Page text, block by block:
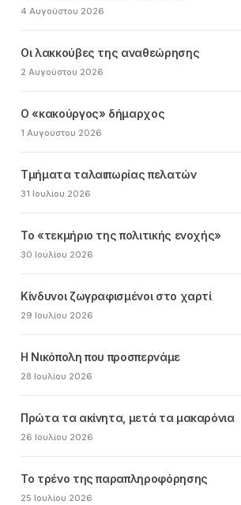
4 Αυγούστου 2026
Οι λακκούβες της αναθεώρησης
2 Αυγούστου 2026
Ο «κακούργος» δήμαρχος
1 Αυγούστου 2026
Τμήματα ταλαιπωρίας πελατών
31 Ιουλίου 2026
Το «τεκμήριο της πολιτικής ενοχής»
30 Ιουλίου 2026
Κίνδυνοι ζωγραφισμένοι στο χαρτί
29 Ιουλίου 2026
Η Νικόπολη που προσπερνάμε
28 Ιουλίου 2026
Πρώτα τα ακίνητα, μετά τα μακαρόνια
26 Ιουλίου 2026
Το τρένο της παραπληροφόρησης
25 Ιουλίου 2026